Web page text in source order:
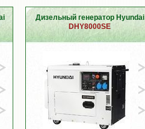
Дизельный генератор Hyundai
DHY8000SE